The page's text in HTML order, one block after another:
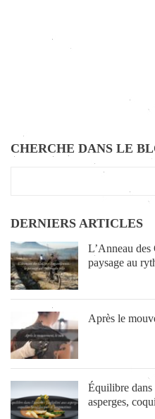
CHERCHE DANS LE
DERNIERS ARTICLES
L’Anneau des
paysage au
Après le
Équilibre dans
asperges,